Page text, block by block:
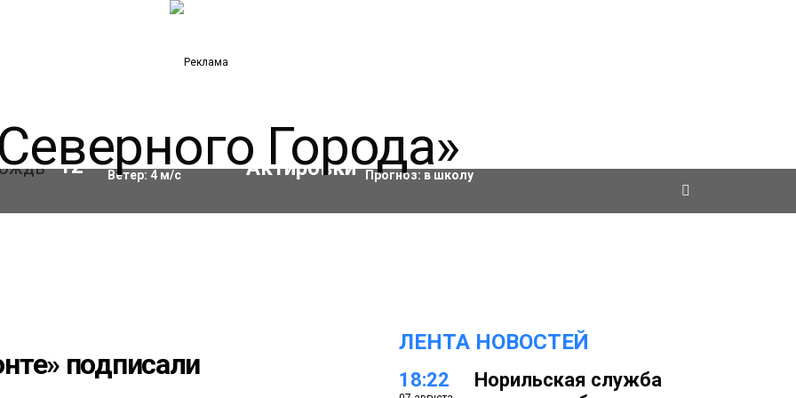
12°C Влажность:84%
Ветер: 4м/с
Актировки
Прогноз: в школу
подписали
ЛЕНТА НОВОСТЕЙ
18:22
Норильская служба